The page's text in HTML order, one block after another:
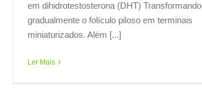
em dihidrotestosterona (DHT) Transformando
gradualmente o folículo piloso em terminais
miniaturizados. Além [...]
Ler Mais